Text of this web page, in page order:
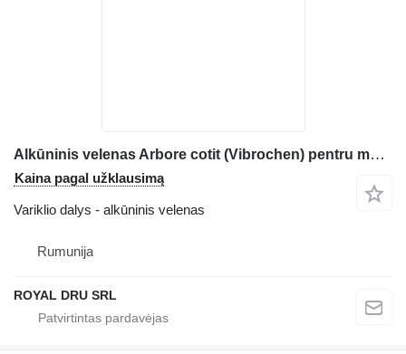
Alkūninis velenas Arbore cotit (Vibrochen) pentru motor statybinės technikos Deutz D914L6
Kaina pagal užklausimą
Variklio dalys - alkūninis velenas
Rumunija
ROYAL DRU SRL